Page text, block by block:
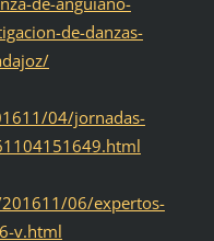
de-danzas-
04/jornadas-
06/expertos-
v.html